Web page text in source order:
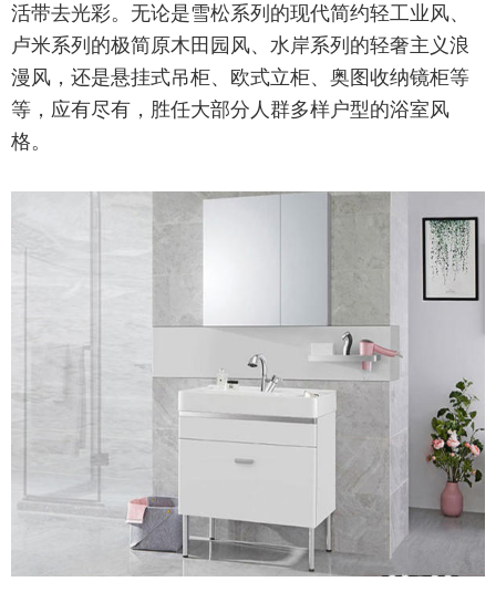
活带去光彩。无论是雪松系列的现代简约轻工业风、
卢米系列的极简原木田园风、水岸系列的轻奢主义浪
漫风，还是悬挂式吊柜、欧式立柜、奥图收纳镜柜等
等，应有尽有，胜任大部分人群多样户型的浴室风
格。